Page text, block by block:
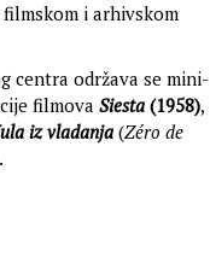
i arhivskom
centra održava se mini-
filmova Siesta (1958),
iz vladanja (Zéro de